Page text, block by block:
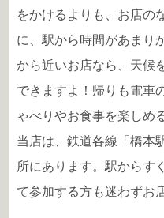
をかけるよりも、お店の
に、駅から時間があまり
から近いお店なら、天候
できますよ！帰りも電車
ゃべりやお食事を楽しめ
当店は、鉄道各線「橋本
所にあります。駅からす
て参加する方も迷わずお